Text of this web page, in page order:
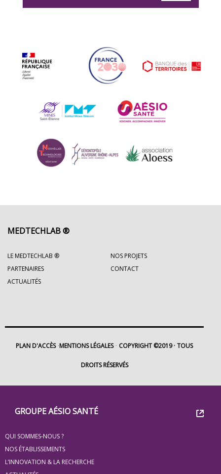
Groupe
Eovi
pour
les
GROUPE AÉSIO SANTÉ
QUI SOMMES-NOUS ?
NOS ÉTABLISSEMENTS
L’INNOVATION & LA RECHERCHE
MEDTECHLAB ®
LE MEDTECHLAB ®
NOS PROJETS
PARTENAIRES
CONTACT
ACTUALITÉS
PLAN D'ACCÈS MENTIONS LÉGALES COPYRIGHT ©2019 TOUS
DROITS RÉSERVÉS